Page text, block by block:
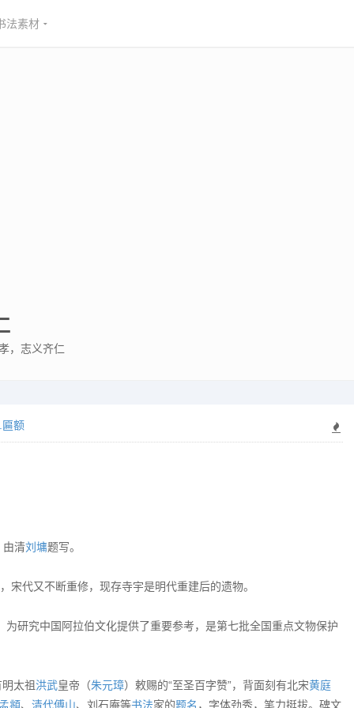
法素材
，志义齐仁
匾额
由清刘墉题写。
代又不断重修，现存寺宇是明代重建后的遗物。
研究中国阿拉伯文化提供了重要参考，是第七批全国重点文物保护
太祖洪武皇帝（朱元璋）敕赐的“至圣百字赞”，背面刻有北宋黄庭
頫、 清代傅山、刘石庵等书法家的题名 ，字体劲秀，笔力挺拔。碑文